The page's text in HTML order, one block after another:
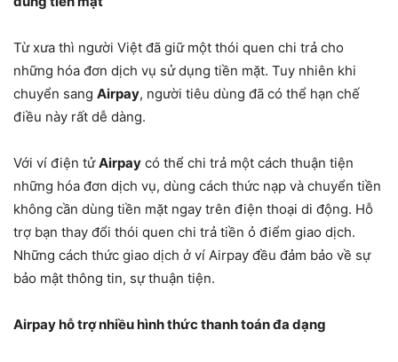
Từ xưa thì người Việt đã giữ một thói quen chi trả cho
những hóa đơn dịch vụ sử dụng tiền mặt. Tuy nhiên khi
chuyển sang Airpay, người tiêu dùng đã có thể hạn chế
điều này rất dễ dàng.
Với ví điện tửAirpay có thể chi trả một cách thuận tiện
những hóa đơn dịch vụ, dùng cách thức nạp và chuyển tiền
không cần dùng tiền mặt ngay trên điện thoại di động. Hỗ
trợ bạn thay đổi thói quen chi trả tiền ỏ điểm giao dịch.
Những cách thức giao dịch ở ví Airpay đều đảm bảo về sự
bảo mật thông tin, sự thuận tiện.
Airpay hỗ trợ nhiều hình thức thanh toán đa dạng